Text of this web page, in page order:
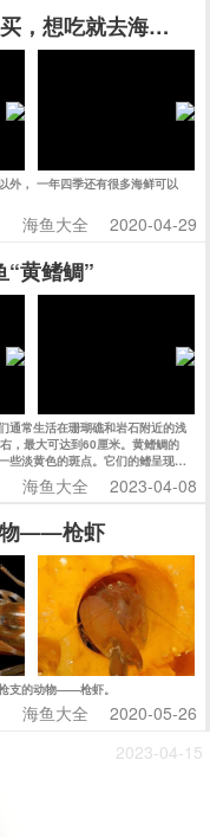
，想吃就去海边挖
外， 一年四季还有很多海鲜可以
海鱼大全 2020-04-29
“黄鳍鲷”
通常生活在珊瑚礁和岩石附近的浅
，最大可达到60厘米。黄鳍鲷的
些淡黄色的斑点。它们的鳍呈现出
海鱼大全 2023-04-08
物——枪虾
支的动物——枪虾。
海鱼大全
2020-05-26
2023-04-15